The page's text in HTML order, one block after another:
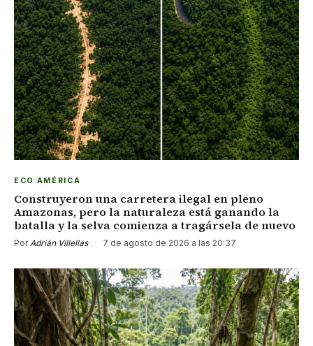
ECO AMÉRICA
Construyeron una carretera ilegal en pleno
Amazonas, pero la naturaleza está ganando la
batalla y la selva comienza a tragársela de nuevo
Por Adrián Villellas · 7 de agosto de 2026 a las 20:37